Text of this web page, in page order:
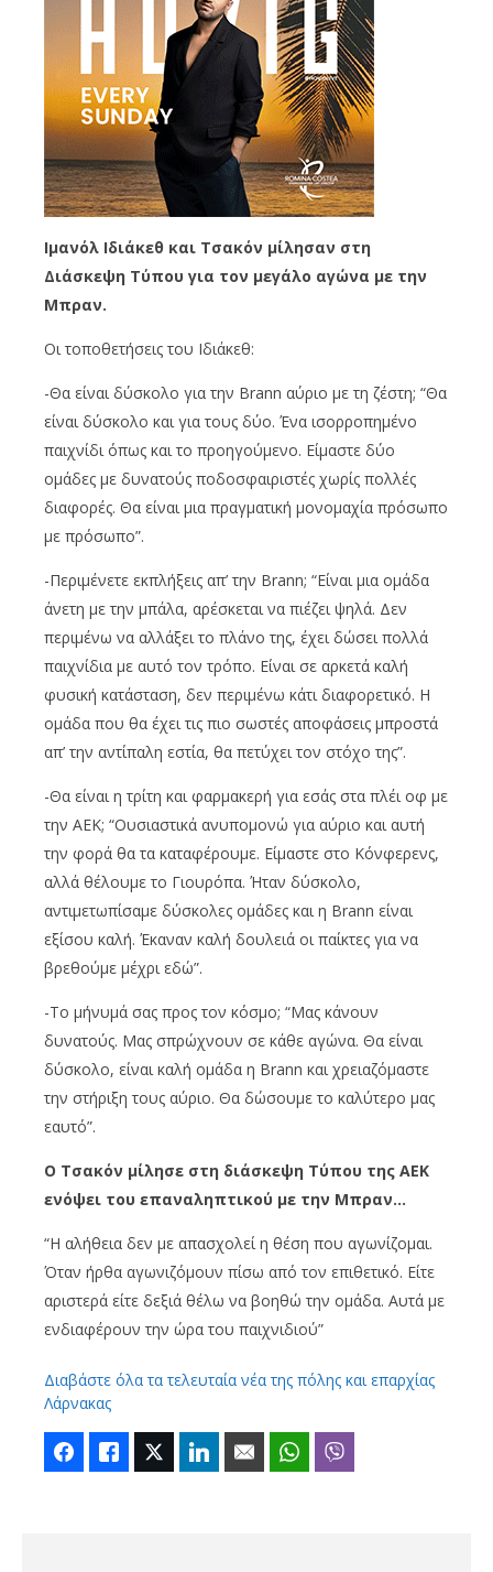
Ιμανόλ Ιδιάκεθ και Τσακόν μίλησαν στη
Διάσκεψη Τύπου για τον μεγάλο αγώνα με την
Μπραν.
Οι τοποθετήσεις του Ιδιάκεθ:
-Θα είναι δύσκολο για την Brann αύριο με τη ζέστη; “Θα
είναι δύσκολο και για τους δύο. Ένα ισορροπημένο
παιχνίδι όπως και το προηγούμενο. Είμαστε δύο
ομάδες με δυνατούς ποδοσφαιριστές χωρίς πολλές
διαφορές. Θα είναι μια πραγματική μονομαχία πρόσωπο
με πρόσωπο”.
-Περιμένετε εκπλήξεις απ’ την Brann; “Είναι μια ομάδα
άνετη με την μπάλα, αρέσκεται να πιέζει ψηλά. Δεν
περιμένω να αλλάξει το πλάνο της, έχει δώσει πολλά
παιχνίδια με αυτό τον τρόπο. Είναι σε αρκετά καλή
φυσική κατάσταση, δεν περιμένω κάτι διαφορετικό. Η
ομάδα που θα έχει τις πιο σωστές αποφάσεις μπροστά
απ’ την αντίπαλη εστία, θα πετύχει τον στόχο της”.
-Θα είναι η τρίτη και φαρμακερή για εσάς στα πλέι οφ με
την ΑΕΚ; “Ουσιαστικά ανυπομονώ για αύριο και αυτή
την φορά θα τα καταφέρουμε. Είμαστε στο Κόνφερενς,
αλλά θέλουμε το Γιουρόπα. Ήταν δύσκολο,
αντιμετωπίσαμε δύσκολες ομάδες και η Brann είναι
εξίσου καλή. Έκαναν καλή δουλειά οι παίκτες για να
βρεθούμε μέχρι εδώ”.
-Το μήνυμά σας προς τον κόσμο; “Μας κάνουν
δυνατούς. Μας σπρώχνουν σε κάθε αγώνα. Θα είναι
δύσκολο, είναι καλή ομάδα η Brann και χρειαζόμαστε
την στήριξη τους αύριο. Θα δώσουμε το καλύτερο μας
εαυτό”.
Ο Τσακόν μίλησε στη διάσκεψη Τύπου της ΑΕΚ
ενόψει του επαναληπτικού με την Μπραν…
“Η αλήθεια δεν με απασχολεί η θέση που αγωνίζομαι.
Όταν ήρθα αγωνιζόμουν πίσω από τον επιθετικό. Είτε
αριστερά είτε δεξιά θέλω να βοηθώ την ομάδα. Αυτά με
ενδιαφέρουν την ώρα του παιχνιδιού”
Διαβάστε όλα τα τελευταία νέα της πόλης και επαρχίας
Λάρνακας
FacebookLike Twitter LinkedIn Email WhatsApp